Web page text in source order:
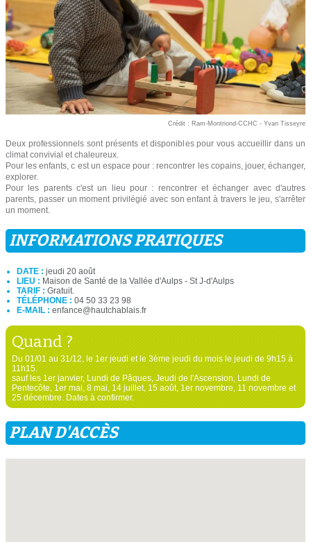
Crédit : Ram-Montriond-CCHC - Yvan Tisseyre
Deux professionnels sont présents et disponibles pour vous accueillir dans un
climat convivial et chaleureux.
Pour les enfants, c est un espace pour : rencontrer les copains, jouer, échanger,
explorer.
Pour les parents c'est un lieu pour : rencontrer et échanger avec d'autres
parents, passer un moment privilégié avec son enfant à travers le jeu, s'arrêter
un moment.
INFORMATIONS PRATIQUES
DATE : jeudi 20 août
LIEU : Maison de Santé de la Vallée d'Aulps - St J-d'Aulps
TARIF : Gratuit.
TÉLÉPHONE : 04 50 33 23 98
E-MAIL : enfance@hautchablais.fr
Quand ?
Du 01/01 au 31/12, le 1er jeudi et le 3ème jeudi du mois le jeudi de 9h15 à
11h15.
sauf les 1er janvier, Lundi de Pâques, Jeudi de l'Ascension, Lundi de
Pentecôte, 1er mai, 8 mai, 14 juillet, 15 août, 1er novembre, 11 novembre et
25 décembre. Dates à confirmer.
PLAN D'ACCÈS